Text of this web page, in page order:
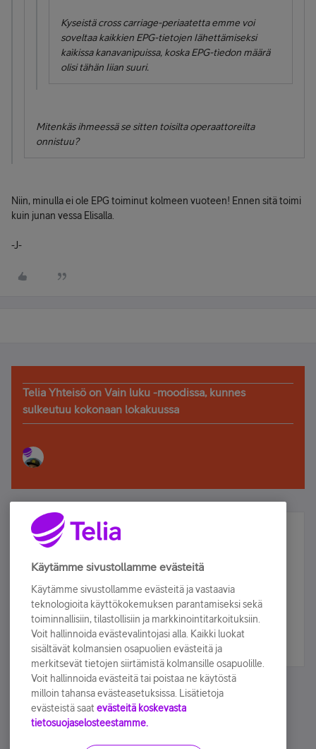
Kyseistä cross carriage-periaatetta emme voi
soveltaa kaikkien EPG-tietojen Iähettämiseksi
kaìkissa kanavanìpuissa, koska EPG-tìedon määrä
olisi tähän Iiian suuri.
Mitenkäs ihmeessä se sitten toisilta operaattoreilta
onnistuu?
Niin, minulla ei ole EPG toiminut kolmeen vuoteen! Ennen sitä toimi
kuin junan vessa Elisalla.
-J-
Telia Yhteisö on Vain luku -moodissa, kunnes
sulkeutuu kokonaan lokakuussa
Älä jää paitsi – osallistu ja voita!
Tilaa Telian uutiskirje ja olet mukana arvonnassa.
sähköpostiisi.
Tilaa nyt
Käytämme sivustollamme evästeitä
Käytämme sivustollamme evästeitä ja vastaavia
teknologioita käyttökokemuksen parantamiseksi sekä
toiminnallisiin, tilastollisiin ja markkinointitarkoituksiin.
Voit hallinnoida evästevalintojasi alla. Kaikki luokat
sisältävät kolmansien osapuolien evästeitä ja
merkitsevät tietojen siirtämistä kolmansille osapuolille.
Voit hallinnoida evästeitä tai poistaa ne käytöstä
milloin tahansa evästeasetuksissa. Lisätietoja
evästeistä saat evästeitä koskevasta
tietosuojaselosteestamme.